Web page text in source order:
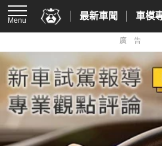
Menu 最新車聞 車模
廣告